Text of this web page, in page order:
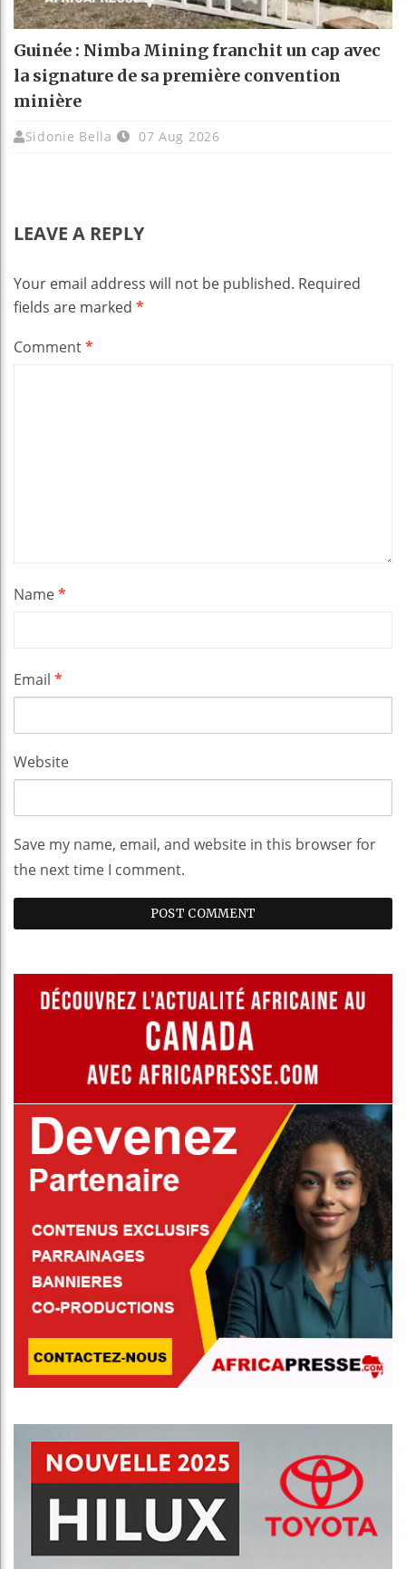
Guinée : Nimba Mining franchit un cap avec
la signature de sa première convention
minière
Sidonie Bella 07 Aug 2026
LEAVE A REPLY
Your email address will not be published. Required
fields are marked *
Comment*
Name*
Email *
Website
Save my name, email, and website in this browser for
the next time I comment.